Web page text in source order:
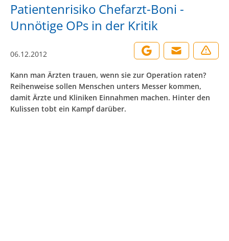
Patientenrisiko Chefarzt-Boni -
Unnötige OPs in der Kritik
06.12.2012
Kann man Ärzten trauen, wenn sie zur Operation raten?
Reihenweise sollen Menschen unters Messer kommen,
damit Ärzte und Kliniken Einnahmen machen. Hinter den
Kulissen tobt ein Kampf darüber.